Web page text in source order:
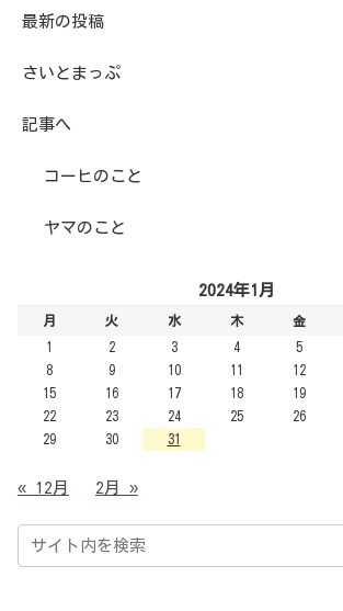
最新の投稿
さいとまっぷ
記事へ
コーヒのこと
ヤマのこと
2024年1月
月 火 水 木 金
1
2 3 4 5
8
9 10 11 12
15
16 17 18 19
22
23 24 25 26
29
30 31
« 12月 2月 »